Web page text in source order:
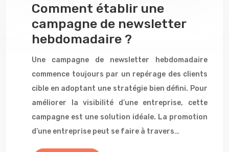
Comment établir une
campagne de newsletter
hebdomadaire ?
Une campagne de newsletter hebdomadaire
commence toujours par un repérage des clients
cible en adoptant une stratégie bien défini. Pour
améliorer la visibilité d’une entreprise, cette
campagne est une solution idéale. La promotion
d’une entreprise peut se faire à travers…